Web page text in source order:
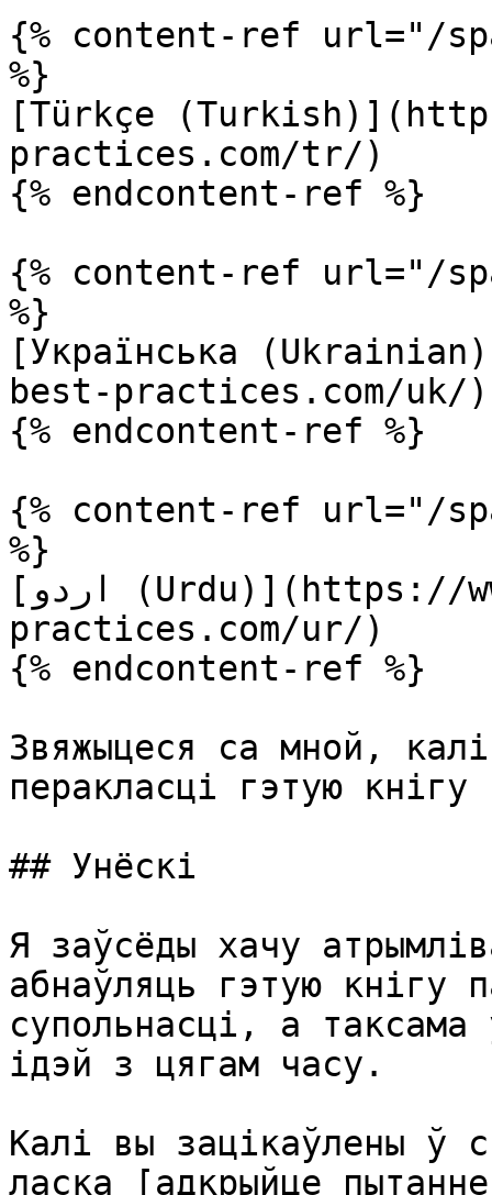
{% content-ref url="/
%}
[Türkçe
practices.com/tr/)
{% endcontent-ref %}
{% content-ref url="/
%}
[Українська
best-practices.com/uk/)
{% endcontent-ref %}
{% content-ref url="/
%}
[اردو (Urdu)](https://www.terraform-best-
practices.com/ur/)
{% endcontent-ref %}
Звяжыцеся са мной,
перакласці гэтую
## Унёскі
Я заўсёды хачу
абнаўляць гэтую кнігу
супольнасці, а таксама
ідэй з цягам часу.
Калі вы зацікаўлены ў
ласка [адкрыйце